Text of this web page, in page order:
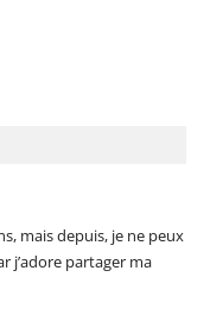
mais depuis, je ne peux
j’adore partager ma